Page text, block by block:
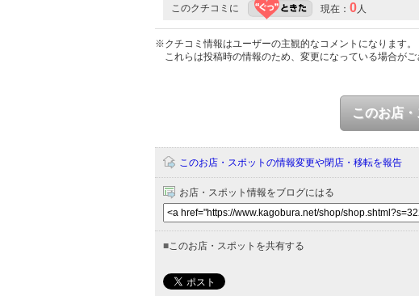
このクチコミに 現在： 0人
※クチコミ情報はユーザーの主観的なコメントになります。
これらは投稿時の情報のため、変更になっている場合がご
このお店
このお店・スポットの情報変更や閉店・移転を報告
お店・スポット情報をブログにはる
■このお店・スポットを共有する